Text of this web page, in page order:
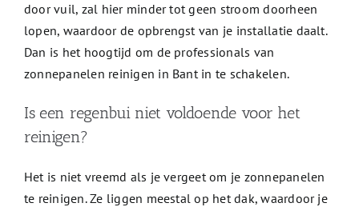
door vuil, zal hier minder tot geen stroom doorheen
lopen, waardoor de opbrengst van je installatie daalt.
Dan is het hoogtijd om de professionals van
zonnepanelen reinigen in Bant in te schakelen.
Is een regenbui niet voldoende voor het
reinigen?
Het is niet vreemd als je vergeet om je zonnepanelen
te reinigen. Ze liggen meestal op het dak, waardoor je